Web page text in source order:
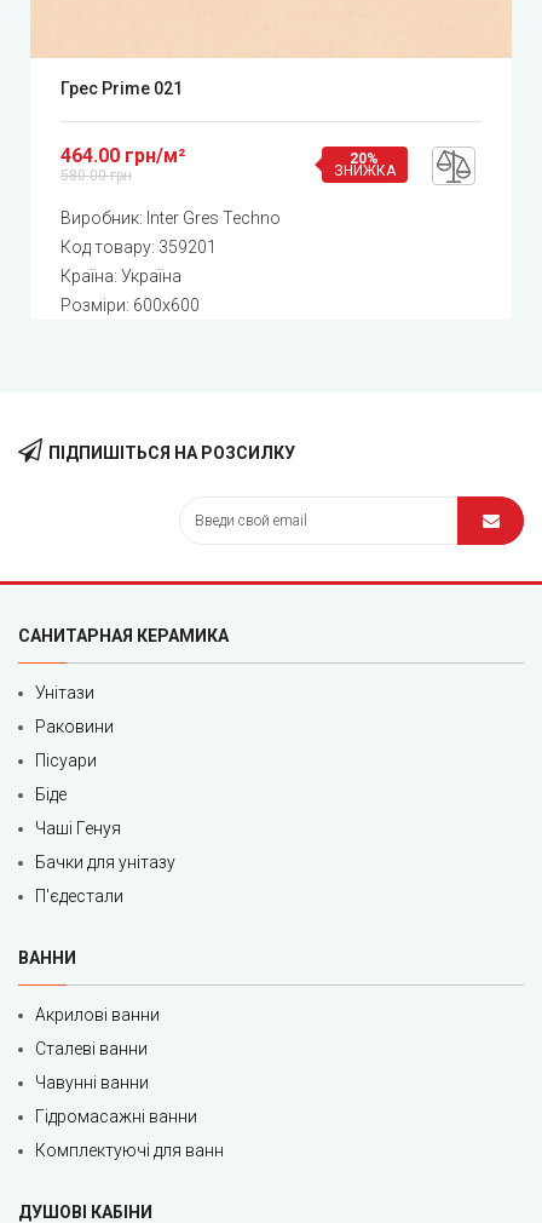
Грес Prime 021
464.00 грн/м²
580.00 грн
20%
ЗНИЖКА
Виробник: Inter Gres Techno
Код товару: 359201
Країна: Україна
Розміри: 600x600
ПІДПИШІТЬСЯ НА РОЗСИЛКУ
САНИТАРНАЯ КЕРАМИКА
Унітази
Раковини
Пісуари
Біде
Чаші Генуя
Бачки для унітазу
П'єдестали
ВАННИ
Акрилові ванни
Сталеві ванни
Чавунні ванни
Гідромасажні ванни
Комплектуючі для ванн
ДУШОВІ КАБІНИ